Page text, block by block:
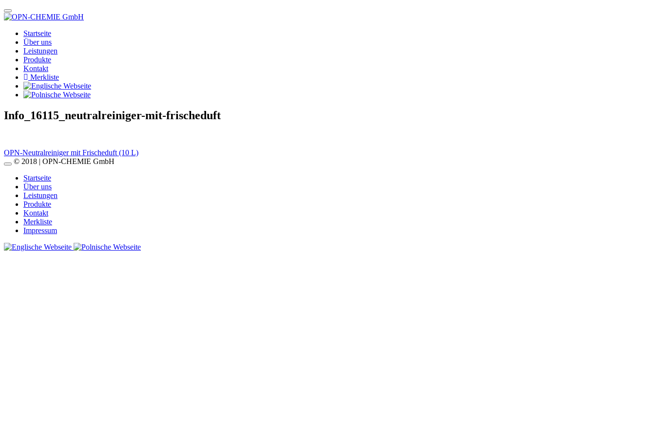
Startseite
Über uns
Leistungen
Produkte
Kontakt
Merkliste
Info_16115_neutralreiniger-mit-frischeduft
Beitragsnavigation
OPN-Neutralreiniger mit Frischeduft (10 L)
© 2018 | OPN-CHEMIE GmbH
Startseite
Über uns
Leistungen
Produkte
Kontakt
Merkliste
Impressum